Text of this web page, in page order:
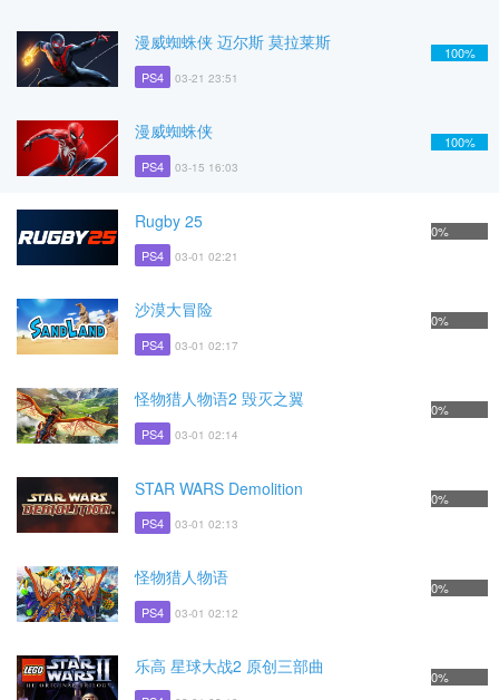
漫威蜘蛛侠 迈尔斯 莫拉莱斯
PS4 03-21 23:51
100%
漫威蜘蛛侠
PS4 03-15 16:03
100%
Rugby 25
PS4 03-01 02:21
0%
沙漠大冒险
PS4 03-01 02:17
0%
怪物猎人物语2 毁灭之翼
PS4 03-01 02:14
0%
STAR WARS Demolition
PS4 03-01 02:13
0%
怪物猎人物语
PS4 03-01 02:12
0%
乐高 星球大战2 原创三部曲 0%